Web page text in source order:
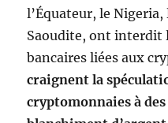
l’Équateur, le Nigeria,
Saoudite, ont interdit
bancaires liées aux
craignent la
cryptomonnaies à